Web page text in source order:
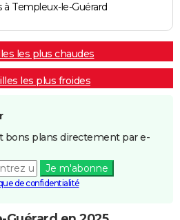
à Templeux-le-Guérard
les plus chaudes
les plus froides
bons plans directement par e-
Je m'abonne
de confidentialité